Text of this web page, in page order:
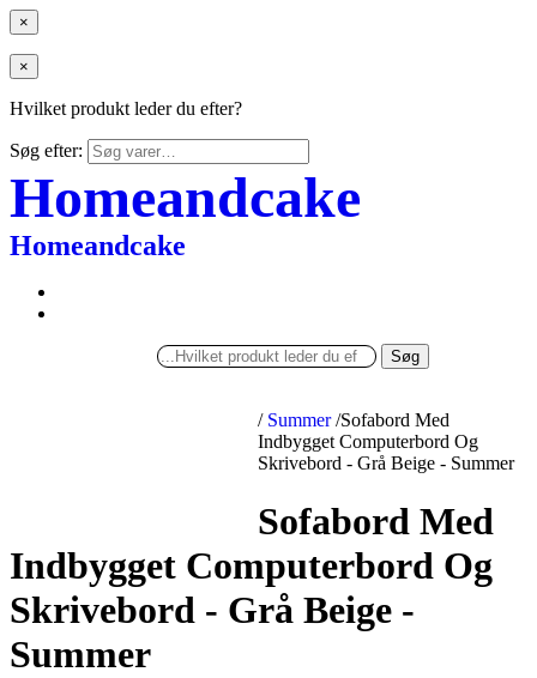
×
×
Hvilket produkt leder du efter?
Søg efter:
Homeandcake
Homeandcake
Søg
/ Summer /Sofabord Med
Indbygget Computerbord Og
Skrivebord - Grå Beige - Summer
Sofabord Med
Indbygget Computerbord Og
Skrivebord - Grå Beige -
Summer